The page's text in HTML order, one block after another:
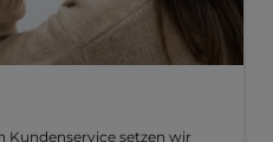
Kundenservice setzen wir